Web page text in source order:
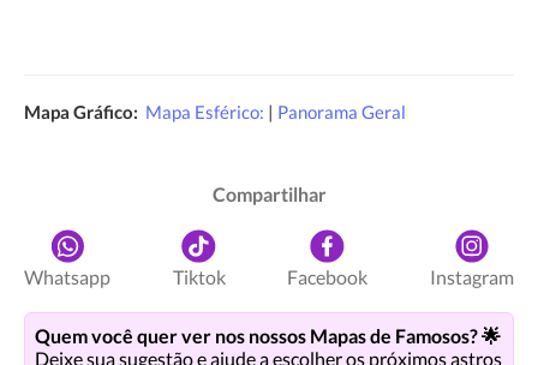
Mapa Gráfico: Mapa Esférico: | Panorama Geral
Compartilhar
Whatsapp Tiktok Facebook Instagram
Quem você quer ver nos nossos Mapas de Famosos? 🌟
Deixe sua sugestão e ajude a escolher os próximos astros